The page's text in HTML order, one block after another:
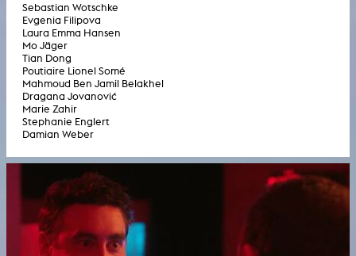
Sebastian Wotschke
Evgenia Filipova
Laura Emma Hansen
Mo Jäger
Tian Dong
Poutiaire Lionel Somé
Mahmoud Ben Jamil Belakhel
Dragana Jovanović
Marie Zahir
Stephanie Englert
Damian Weber